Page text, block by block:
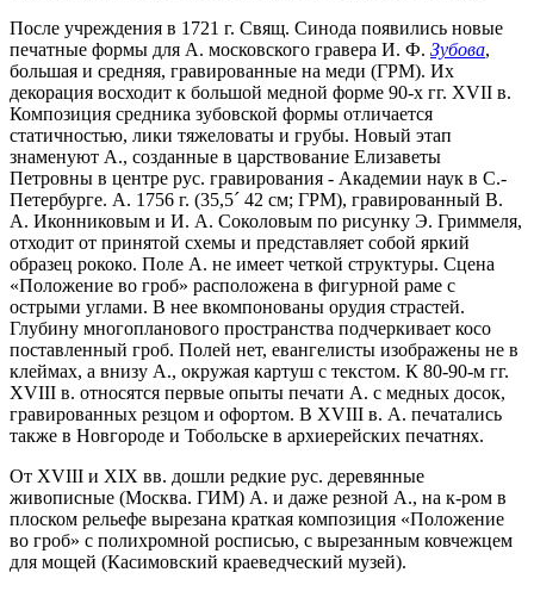
После учреждения в 1721 г. Свящ. Синода появились новые
печатные формы для А. московского гравера И. Ф. Зубова,
большая и средняя, гравированные на меди (ГРМ). Их
декорация восходит к большой медной форме 90-х гг. XVII в.
Композиция средника зубовской формы отличается
статичностью, лики тяжеловаты и грубы. Новый этап
знаменуют А., созданные в царствование Елизаветы
Петровны в центре рус. гравирования - Академии наук в С.-
Петербурге. А. 1756 г. (35,5´ 42 см; ГРМ), гравированный В.
А. Иконниковым и И. А. Соколовым по рисунку Э. Гриммеля,
отходит от принятой схемы и представляет собой яркий
образец рококо. Поле А. не имеет четкой структуры. Сцена
«Положение во гроб» расположена в фигурной раме с
острыми углами. В нее вкомпонованы орудия страстей.
Глубину многопланового пространства подчеркивает косо
поставленный гроб. Полей нет, евангелисты изображены не в
клеймах, а внизу А., окружая картуш с текстом. К 80-90-м гг.
XVIII в. относятся первые опыты печати А. с медных досок,
гравированных резцом и офортом. В XVIII в. А. печатались
также в Новгороде и Тобольске в архиерейских печатнях.
От XVIII и XIX вв. дошли редкие рус. деревянные
живописные (Москва. ГИМ) А. и даже резной А., на к-ром в
плоском рельефе вырезана краткая композиция «Положение
во гроб» с полихромной росписью, с вырезанным ковчежцем
для мощей (Касимовский краеведческий музей).